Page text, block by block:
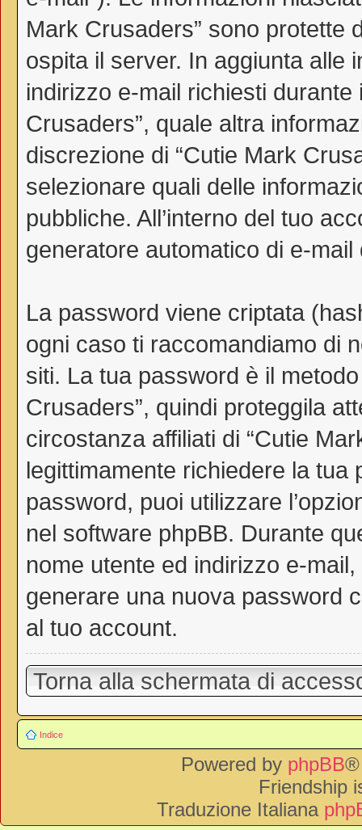
Mark Crusaders” sono protette
ospita il server. In aggiunta alle
indirizzo e-mail richiesti
Crusaders”, quale altra
discrezione di “Cutie Mark
selezionare quali delle
pubbliche. All’interno del tuo
generatore automatico di e-
La password viene criptata
ogni caso ti raccomandiamo di
siti. La tua password è il
Crusaders”, quindi proteggila
circostanza affiliati di “Cutie
legittimamente richiedere la
password, puoi utilizzare
nel software phpBB. Durante
nome utente ed indirizzo e-
generare una nuova password
al tuo account.
Torna alla schermata di
Indice
Powered by phpBB®
Friendship
Traduzione Italiana